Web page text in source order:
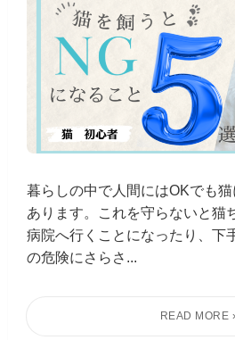
暮らしの中で人間にはOKでも
あります。これを守らないと猫
病院へ行くことになったり、下
の危険にさらさ...